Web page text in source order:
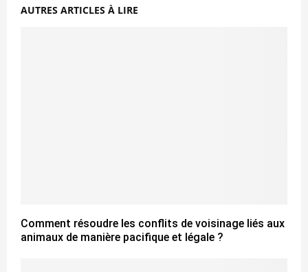
AUTRES ARTICLES À LIRE
Comment résoudre les conflits de voisinage liés aux
animaux de manière pacifique et légale ?